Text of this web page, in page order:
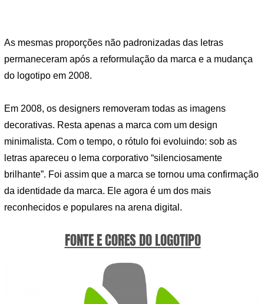
As mesmas proporções não padronizadas das letras
permaneceram após a reformulação da marca e a mudança
do logotipo em 2008.
Em 2008, os designers removeram todas as imagens
decorativas. Resta apenas a marca com um design
minimalista. Com o tempo, o rótulo foi evoluindo: sob as
letras apareceu o lema corporativo “silenciosamente
brilhante”. Foi assim que a marca se tornou uma confirmação
da identidade da marca. Ele agora é um dos mais
reconhecidos e populares na arena digital.
FONTE E CORES DO LOGOTIPO